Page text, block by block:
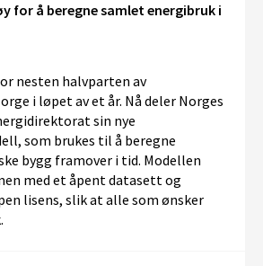
for å beregne samlet energibruk i
nesten halvparten av
i løpet av et år. Nå deler Norges
sin nye
, som brukes til å beregne
bygg framover i tid. Modellen
medet åpentdatasettog
lisens, slik atalle som ønsker